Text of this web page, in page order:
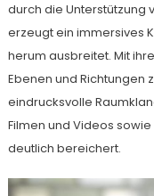
durch die Unterstützung
erzeugt ein immersives
herum ausbreitet. Mit
Ebenen und Richtungen
eindrucksvolle
Filmen und Videos
deutlich bereichert.